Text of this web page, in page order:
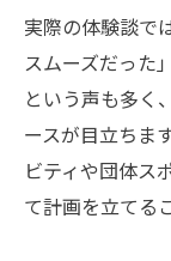
実際の体験談で
スムーズだった
という声も多く
ースが目立ちま
ビティや団体ス
て計画を立てる